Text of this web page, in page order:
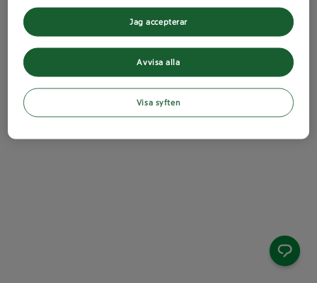
Avvisa alla
Jag accepterar
Visa syften